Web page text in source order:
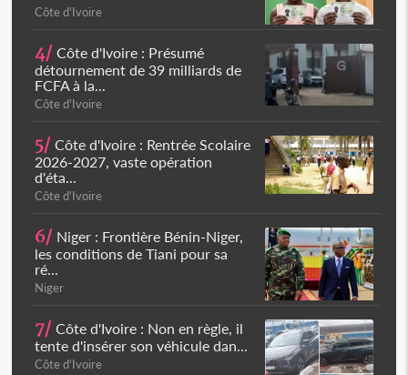
Côte d'Ivoire
4/ Côte d'Ivoire : Présumé
détournement de 39 milliards de
FCFA à la...
Côte d'Ivoire
5/ Côte d'Ivoire : Rentrée Scolaire
2026-2027, vaste opération
d'éta...
Côte d'Ivoire
6/ Niger : Frontière Bénin-Niger,
les conditions de Tiani pour sa
ré...
Niger
7/ Côte d'Ivoire : Non en règle, il
tente d'insérer son véhicule dan...
Côte d'Ivoire